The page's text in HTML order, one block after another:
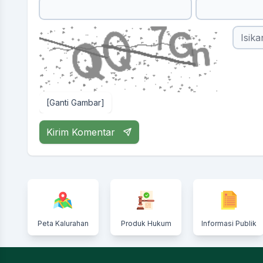
[Ganti Gambar]
Kirim Komentar
Peta Kalurahan Produk Hukum Informasi Publik